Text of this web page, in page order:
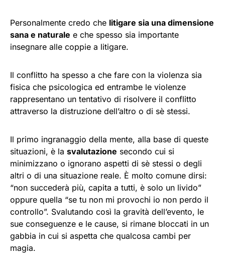
Personalmente credo che litigare sia una dimensione
sana e naturale e che spesso sia importante
insegnare alle coppie a litigare.
Il conflitto ha spesso a che fare con la violenza sia
fisica che psicologica ed entrambe le violenze
rappresentano un tentativo di risolvere il conflitto
attraverso la distruzione dell’altro o di sè stessi.
Il primo ingranaggio della mente, alla base di queste
situazioni, è la svalutazione secondo cui si
minimizzano o ignorano aspetti di sè stessi o degli
altri o di una situazione reale. È molto comune dirsi:
“non succederà più, capita a tutti, è solo un livido”
oppure quella “se tu non mi provochi io non perdo il
controllo”. Svalutando così la gravità dell’evento, le
sue conseguenze e le cause, si rimane bloccati in un
gabbia in cui si aspetta che qualcosa cambi per
magia.